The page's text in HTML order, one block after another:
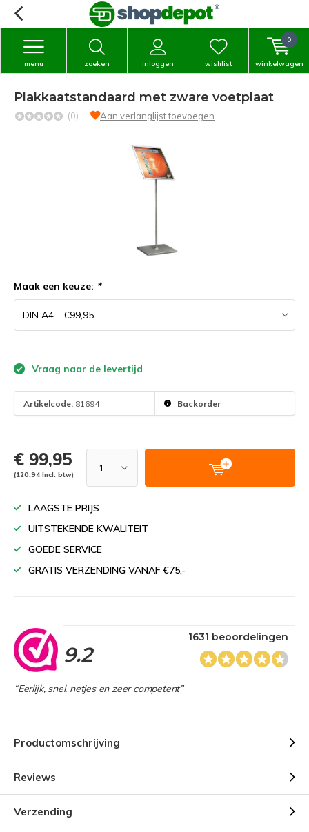
zoeken inloggen
menu wishlist winkelwagen
0
Plakkaatstandaard met zware voetplaat
(0) Aan verlanglijst toevoegen
Maak een keuze: *
Vraag naar de levertijd
Artikelcode: 81694 Backorder
€ 99,95
(120,94 Incl. btw)
LAAGSTE PRIJS
UITSTEKENDE KWALITEIT
GOEDE SERVICE
GRATIS VERZENDING VANAF €75,-
9.2
1631 beoordelingen
“Eerlijk, snel, netjes en zeer competent”
Productomschrijving
Reviews
Verzending